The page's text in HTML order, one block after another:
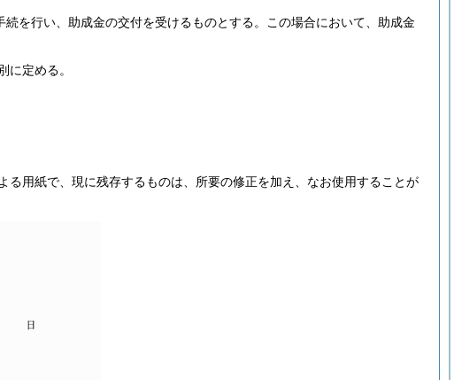
続を行い、助成金の交付を受けるものとする。
この場合において、助成金
に定める。
用紙で、現に残存するものは、所要の修正を加え、なお使用することが